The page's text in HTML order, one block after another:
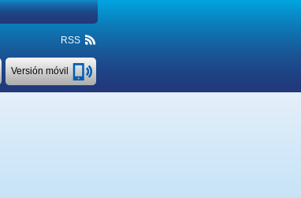
RSS
Versión móvil